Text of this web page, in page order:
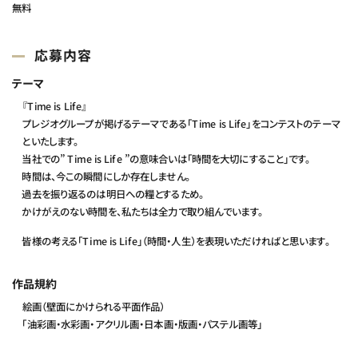
無料
応募内容
テーマ
『Time is Life』
プレジオグループが掲げるテーマである「Time is Life」をコンテストのテーマ
といたします。
当社での” Time is Life ”の意味合いは「時間を大切にすること」です。
時間は、今この瞬間にしか存在しません。
過去を振り返るのは明日への糧とするため。
かけがえのない時間を、私たちは全力で取り組んでいます。
皆様の考える「Time is Life」（時間・人生）を表現いただければと思います。
作品規約
絵画（壁面にかけられる平面作品）
「油彩画・水彩画・アクリル画・日本画・版画・パステル画等」